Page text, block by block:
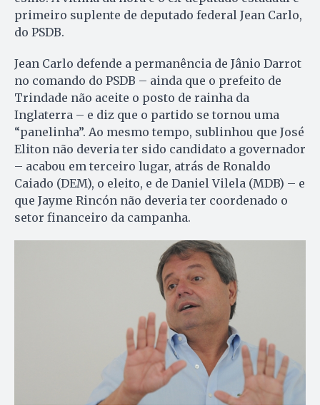
primeiro suplente de deputado federal Jean Carlo,
do PSDB.
Jean Carlo defende a permanência de Jânio Darrot
no comando do PSDB – ainda que o prefeito de
Trindade não aceite o posto de rainha da
Inglaterra – e diz que o partido se tornou uma
“panelinha”. Ao mesmo tempo, sublinhou que José
Eliton não deveria ter sido candidato a governador
– acabou em terceiro lugar, atrás de Ronaldo
Caiado (DEM), o eleito, e de Daniel Vilela (MDB) – e
que Jayme Rincón não deveria ter coordenado o
setor financeiro da campanha.